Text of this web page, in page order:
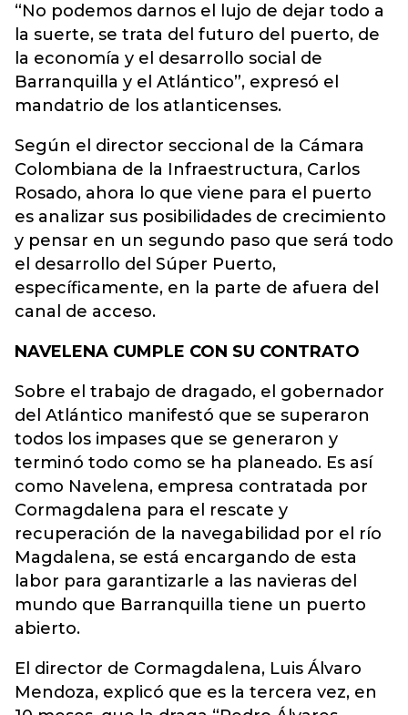
“No podemos darnos el lujo de dejar todo a
la suerte, se trata del futuro del puerto, de
la economía y el desarrollo social de
Barranquilla y el Atlántico”, expresó el
mandatrio de los atlanticenses.
Según el director seccional de la Cámara
Colombiana de la Infraestructura, Carlos
Rosado, ahora lo que viene para el puerto
es analizar sus posibilidades de crecimiento
y pensar en un segundo paso que será todo
el desarrollo del Súper Puerto,
específicamente, en la parte de afuera del
canal de acceso.
NAVELENA CUMPLE CON SU CONTRATO
Sobre el trabajo de dragado, el gobernador
del Atlántico manifestó que se superaron
todos los impases que se generaron y
terminó todo como se ha planeado. Es así
como Navelena, empresa contratada por
Cormagdalena para el rescate y
recuperación de la navegabilidad por el río
Magdalena, se está encargando de esta
labor para garantizarle a las navieras del
mundo que Barranquilla tiene un puerto
abierto.
El director de Cormagdalena, Luis Álvaro
Mendoza, explicó que es la tercera vez, en